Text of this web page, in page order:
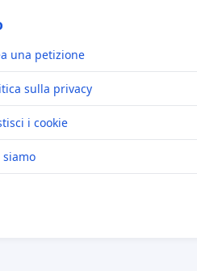
una petizione
sulla privacy
i cookie
siamo